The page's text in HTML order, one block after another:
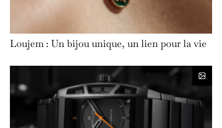
Loujem : Un bijou unique, un lien pour la vie